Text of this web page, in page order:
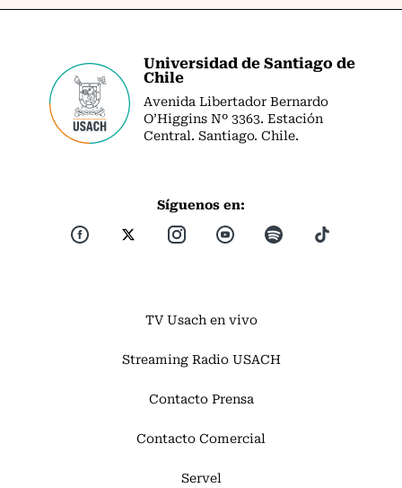
Universidad de Santiago de
Chile
Avenida Libertador Bernardo
O’Higgins Nº 3363. Estación
Central. Santiago. Chile.
Síguenos en:
TV Usach en vivo
Streaming Radio USACH
Contacto Prensa
Contacto Comercial
Servel